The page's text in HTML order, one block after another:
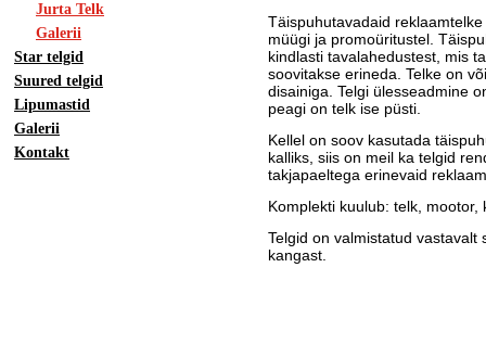
Jurta Telk
Galerii
Star telgid
Suured telgid
Lipumastid
Galerii
Kontakt
Täispuhutavadaid
müügi ja promoüritustel.
kindlasti tavalahedustest, mis
soovitakse erineda. Telke on
disainiga. Telgi ülesseadmine
peagi on telk ise püsti.
Kellel on soov kasutada
kalliks, siis on meil ka telgid
takjapaeltega erinevaid
Komplekti kuulub: telk, mootor,
Telgid on valmistatud
kangast.